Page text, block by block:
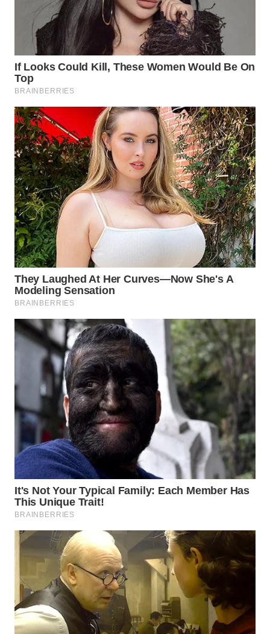
PRIANGAN
TIMUR
SEMARANG
WN
SOLO
WN
BOROBUDUR
WN
MADURA
WN
SURABAYA
WN
WN
BINTAN
WN
MANDALIKA
WN
LIKUPANG
WN
LABUANBAJO
BORNEO
Media
Group
WAHANA
NEWS